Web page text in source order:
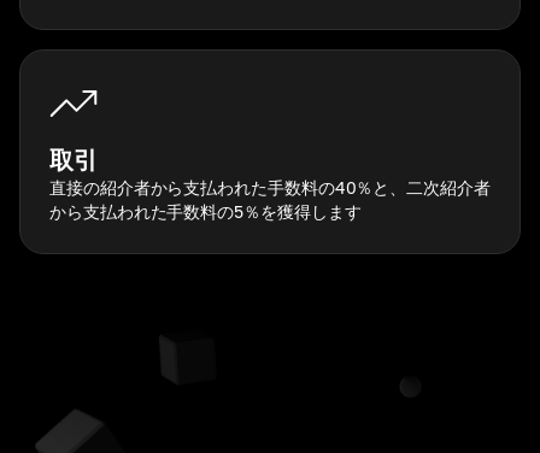
取引
直接の紹介者から支払われた手数料の40％と、二次紹介者
から支払われた手数料の5％を獲得します